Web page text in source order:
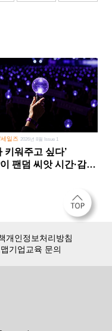
일즈 2026년 8월 Issue 1
키워주고 싶다’
팬덤 씨앗 시간·감정
개인정보처리방침
기업교육 문의